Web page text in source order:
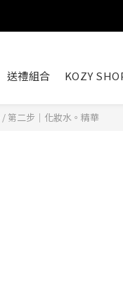
送禮組合 KOZY
/ 第二步｜化妝水。精華